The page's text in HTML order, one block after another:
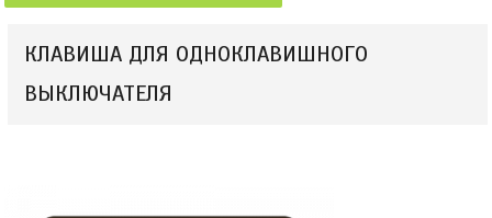
КЛАВИША ДЛЯ ОДНОКЛАВИШНОГО
ВЫКЛЮЧАТЕЛЯ